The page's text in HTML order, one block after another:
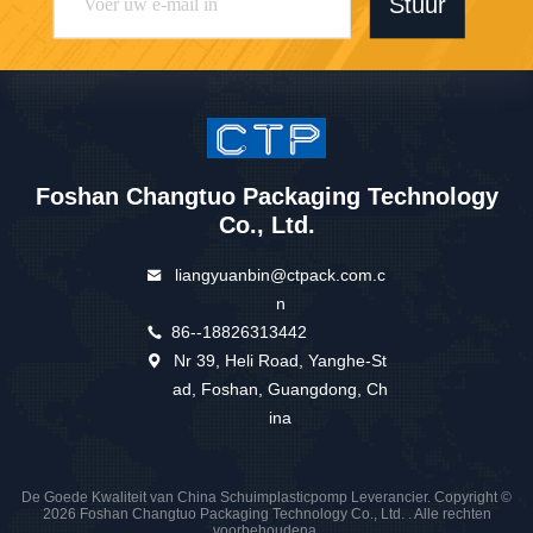
Foshan Changtuo Packaging Technology
Co., Ltd.
liangyuanbin@ctpack.com.c
n
86--18826313442
Nr 39, Heli Road, Yanghe-St
ad, Foshan, Guangdong, Ch
ina
De Goede Kwaliteit van China Schuimplasticpomp Leverancier. Copyright ©
2026 Foshan Changtuo Packaging Technology Co., Ltd. . Alle rechten